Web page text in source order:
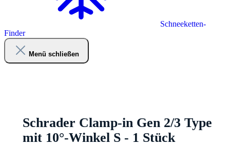
Schneeketten-
Finder
Menü schließen
Schrader Clamp-in Gen 2/3 Type
mit 10°-Winkel S - 1 Stück